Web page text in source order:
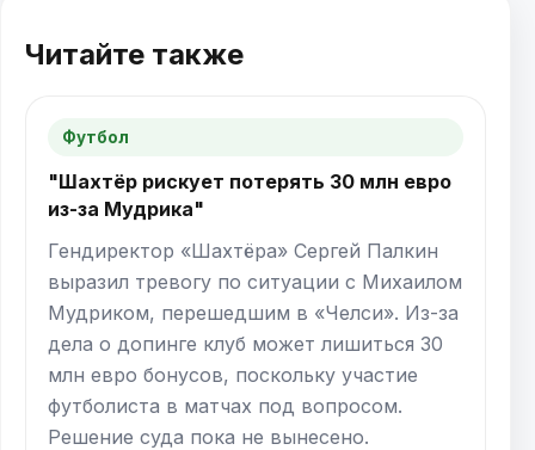
Читайте также
Футбол
"Шахтёр рискует потерять 30 млн евро
из-за Мудрика"
Гендиректор «Шахтёра» Сергей Палкин
выразил тревогу по ситуации с Михаилом
Мудриком, перешедшим в «Челси». Из-за
дела о допинге клуб может лишиться 30
млн евро бонусов, поскольку участие
футболиста в матчах под вопросом.
Решение суда пока не вынесено.